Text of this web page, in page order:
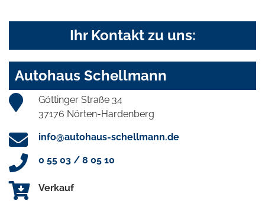
Ihr Kontakt zu uns:
Autohaus Schellmann
Göttinger Straße 34
37176 Nörten-Hardenberg
info@autohaus-schellmann.de
0 55 03 / 8 05 10
Verkauf